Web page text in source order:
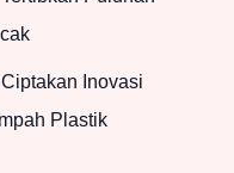
Inovasi
Plastik